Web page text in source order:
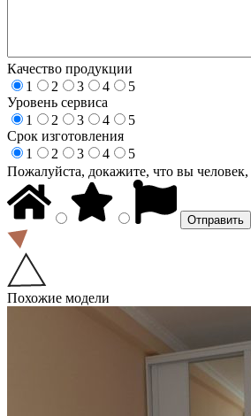
Качество продукции
1
2 3 4
5
Уровень сервиса
1
2 3 4
5
Срок изготовления
1
2 3 4
5
Пожалуйста, докажите, что вы
Похожие модели